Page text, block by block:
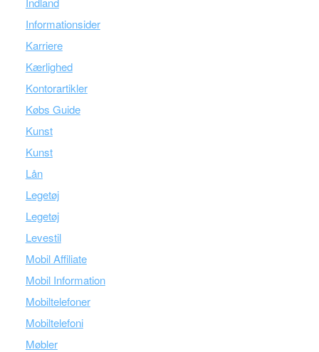
Informationsider
Karriere
Kærlighed
Kontorartikler
Købs Guide
Kunst
Kunst
Lån
Legetøj
Legetøj
Levestil
Mobil Affiliate
Mobil Information
Mobiltelefoner
Mobiltelefoni
Møbler